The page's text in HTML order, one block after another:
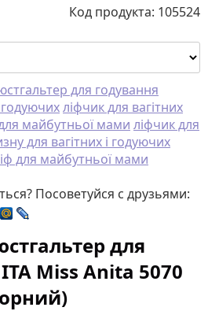
Код продукта: 105524
для годування
ліфчик для вагітних
майбутньої мами ліфчик для
для вагітних і годуючих
для майбутньої мами
Посоветуйся с друзьями:
для
Miss Anita 5070